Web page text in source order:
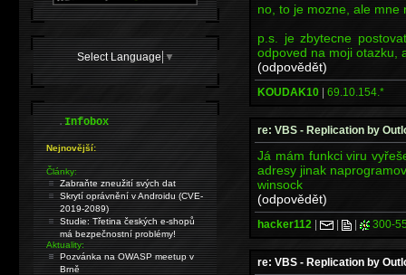
no, to je mozne, ale mne
p.s. je zbytecne
odpoved na moji otazku,
(odpovědět)
KOUDAK10 | 69.10.154.*
re: VBS - Replication by
Já mám funkci viru
adresy jinak
winsock
(odpovědět)
hacker112 | | | 300-
re: VBS - Replication by
Select Language ▼
.Infobox
Nejnovější:
Články:
Zabraňte zneužití svých dat
Skrytí oprávnění v Androidu (CVE-
2019-2089)
Studie: Třetina českých e-shopů
má bezpečnostní problémy!
Aktuality:
Pozvánka na OWASP meetup v
Brně